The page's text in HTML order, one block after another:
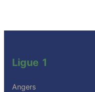
Ligue 1
Angers